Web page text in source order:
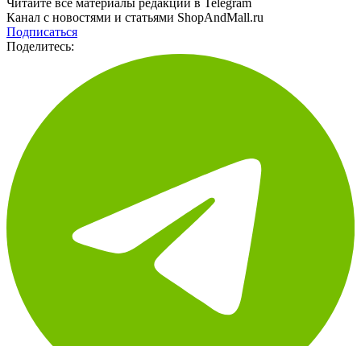
Читайте все материалы редакции в Telegram
Канал с новостями и статьями ShopAndMall.ru
Подписаться
Поделитесь: